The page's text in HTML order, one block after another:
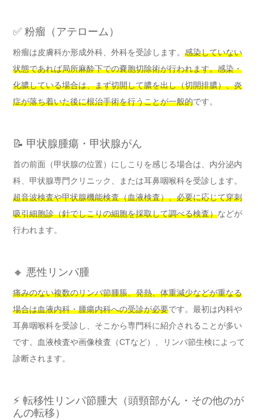
✅ 粉瘤（アテローム）
粉瘤は皮膚科か形成外科、外科を受診します。 感染していない
状態であれば局所麻酔下での嚢胞切除術が行われます。感染・
化膿している場合は、まず切開して膿を出し（切開排膿）、炎
症が落ち着いた後に根治手術を行うことが一般的です。
📝 甲状腺腫瘍・甲状腺がん
首の前面（甲状腺の位置）にしこりを感じる場合は、内分泌内
科、甲状腺専門クリニック、または耳鼻咽喉科を受診します。
超音波検査や甲状腺機能検査（血液検査）、必要に応じて穿刺
吸引細胞診（針でしこりの細胞を採取して調べる検査）などが
行われます。
🔸 悪性リンパ腫
痛みのない複数のリンパ節腫脹、発熱、体重減少などが重なる
場合は血液内科・腫瘍内科への受診が必要です。最初は内科や
耳鼻咽喉科を受診し、そこから専門科に紹介されることが多い
です。血液検査や画像検査（CTなど）、リンパ節生検によって
診断されます。
⚡ 転移性リンパ節腫大（頭頸部がん・その他のが
んの転移）